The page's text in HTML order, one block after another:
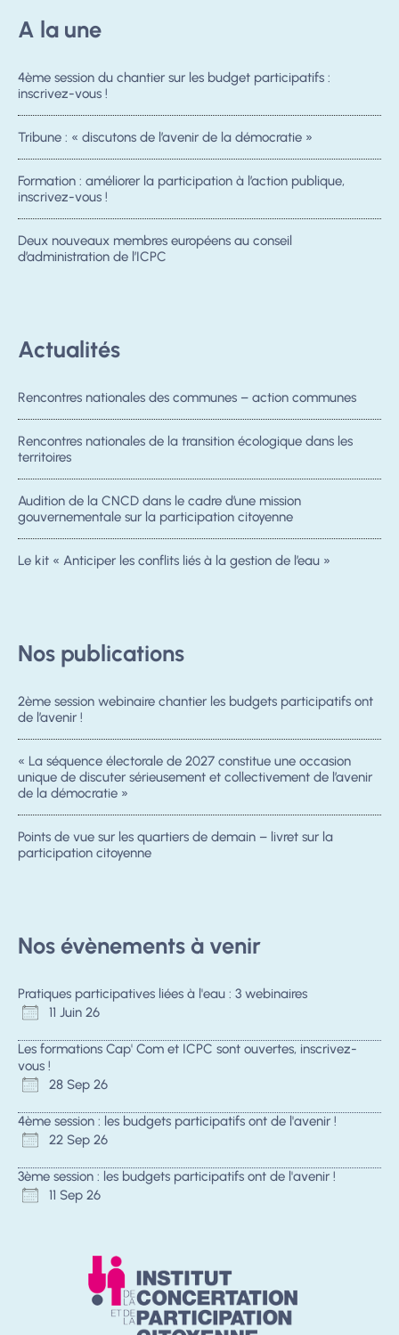
A la une
4ème session du chantier sur les budget participatifs :
inscrivez-vous !
Tribune : « discutons de l’avenir de la démocratie »
Formation : améliorer la participation à l’action publique,
inscrivez-vous !
Deux nouveaux membres européens au conseil
d’administration de l’ICPC
Actualités
Rencontres nationales des communes – action communes
Rencontres nationales de la transition écologique dans les
territoires
Audition de la CNCD dans le cadre d’une mission
gouvernementale sur la participation citoyenne
Le kit « Anticiper les conflits liés à la gestion de l’eau »
Nos publications
2ème session webinaire chantier les budgets participatifs ont
de l’avenir !
« La séquence électorale de 2027 constitue une occasion
unique de discuter sérieusement et collectivement de l’avenir
de la démocratie »
Points de vue sur les quartiers de demain – livret sur la
participation citoyenne
Nos évènements à venir
Pratiques participatives liées à l'eau : 3 webinaires
11 Juin 26
Les formations Cap' Com et ICPC sont ouvertes, inscrivez-
vous !
28 Sep 26
4ème session : les budgets participatifs ont de l'avenir !
22 Sep 26
3ème session : les budgets participatifs ont de l'avenir !
11 Sep 26